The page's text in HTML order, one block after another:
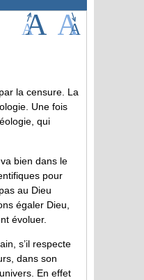
la censure. La
Une fois
qui
bien dans le
pour
au Dieu
égaler Dieu,
évoluer.
s’il respecte
dans son
En effet